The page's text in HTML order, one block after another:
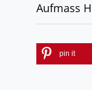
Aufmass
pin it